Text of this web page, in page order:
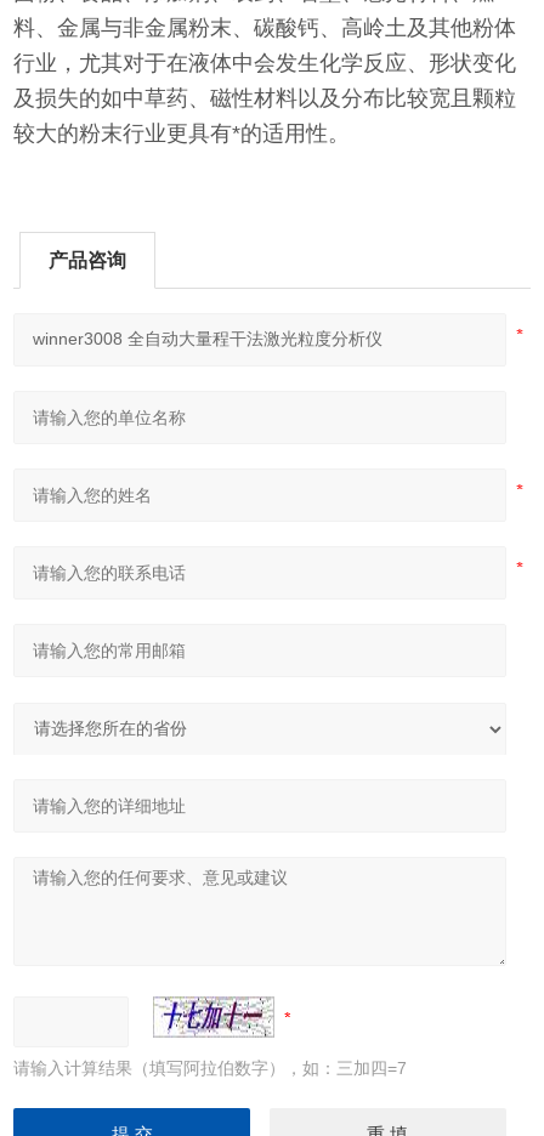
料、金属与非金属粉末、碳酸钙、高岭土及其他粉体
行业，尤其对于在液体中会发生化学反应、形状变化
及损失的如中草药、磁性材料以及分布比较宽且颗粒
较大的粉末行业更具有*的适用性。
产品咨询
请输入计算结果（填写阿拉伯数字），如：三加四=7